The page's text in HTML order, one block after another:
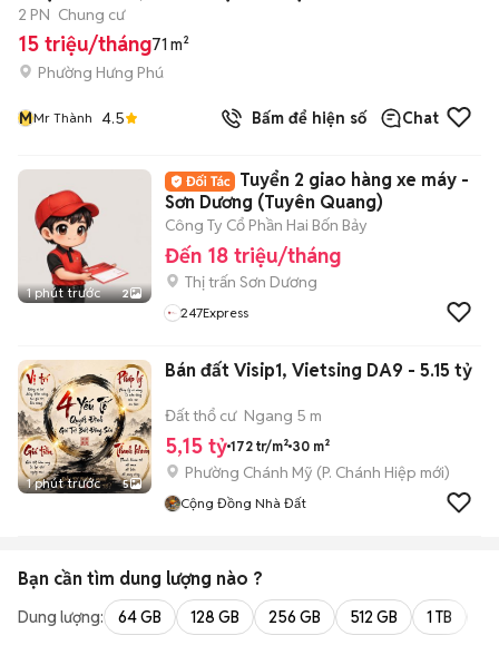
2 PN Chung cư
15 triệu/tháng71 m²
Phường Hưng Phú
MMr Thành 4.5 Bấm để hiện số Chat
1 phút trước 2
Tuyển 2 giao hàng xe máy -
Sơn Dương (Tuyên Quang)
Công Ty Cổ Phần Hai Bốn Bảy
Đến 18 triệu/tháng
Thị trấn Sơn Dương
247Express
1 phút trước 5
Bán đất Visip1, Vietsing DA9 - 5.15 tỷ
Đất thổ cư Ngang 5 m
5,15 tỷ 172 tr/m² 30 m²
Phường Chánh Mỹ (P. Chánh Hiệp mới)
Cộng Đồng Nhà Đất
Bạn cần tìm dung lượng nào ?
Dung lượng: 64 GB 128 GB 256 GB 512 GB 1 TB